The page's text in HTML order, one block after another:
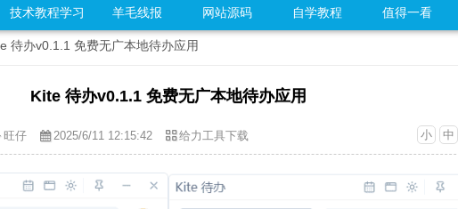
技术教程学习 羊毛线报 网站源码 自学教程 值得一看
待办v0.1.1 免费无广本地待办应用
Kite 待办v0.1.1 免费无广本地待办应用
小 中
旺仔 2025/6/11 12:15:42 给力工具下载